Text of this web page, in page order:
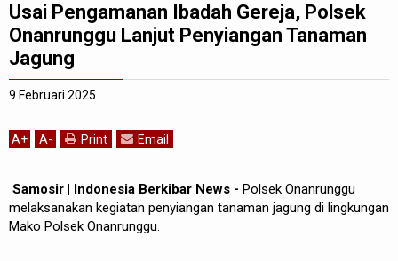
Usai Pengamanan Ibadah Gereja, Polsek
Onanrunggu Lanjut Penyiangan Tanaman
Jagung
9 Februari 2025
A+ A- Print Email
Samosir | Indonesia Berkibar News - Polsek Onanrunggu
melaksanakan kegiatan penyiangan tanaman jagung di lingkungan
Mako Polsek Onanrunggu.